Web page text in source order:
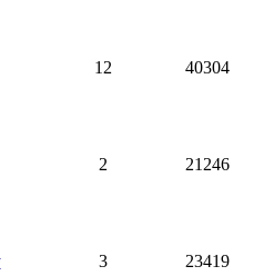
12 40304
2 21246
3 23419